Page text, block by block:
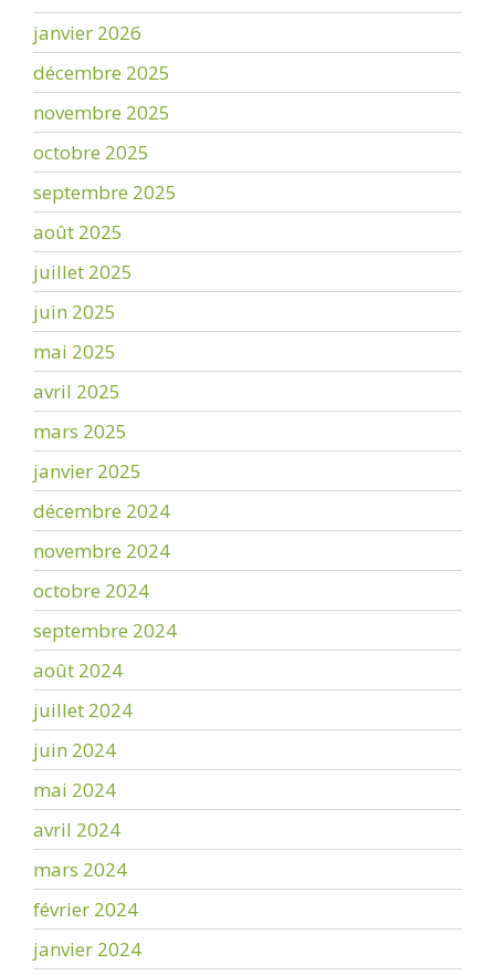
janvier 2026
décembre 2025
novembre 2025
octobre 2025
septembre 2025
août 2025
juillet 2025
juin 2025
mai 2025
avril 2025
mars 2025
janvier 2025
décembre 2024
novembre 2024
octobre 2024
septembre 2024
août 2024
juillet 2024
juin 2024
mai 2024
avril 2024
mars 2024
février 2024
janvier 2024